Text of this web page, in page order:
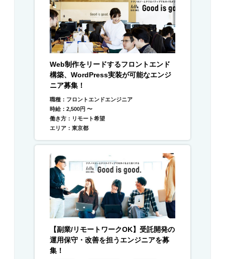
Web制作をリードするフロントエンド
構築、WordPress実装が可能なエンジ
ニア募集！
職種：フロントエンドエンジニア
時給：2,500円 〜
働き方：リモート希望
エリア：東京都
【副業/リモートワークOK】受託開発の
運用保守・改善を担うエンジニアを募
集！